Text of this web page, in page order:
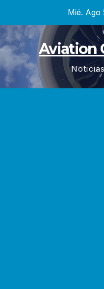
contenido
Mié. Ago
Aviation